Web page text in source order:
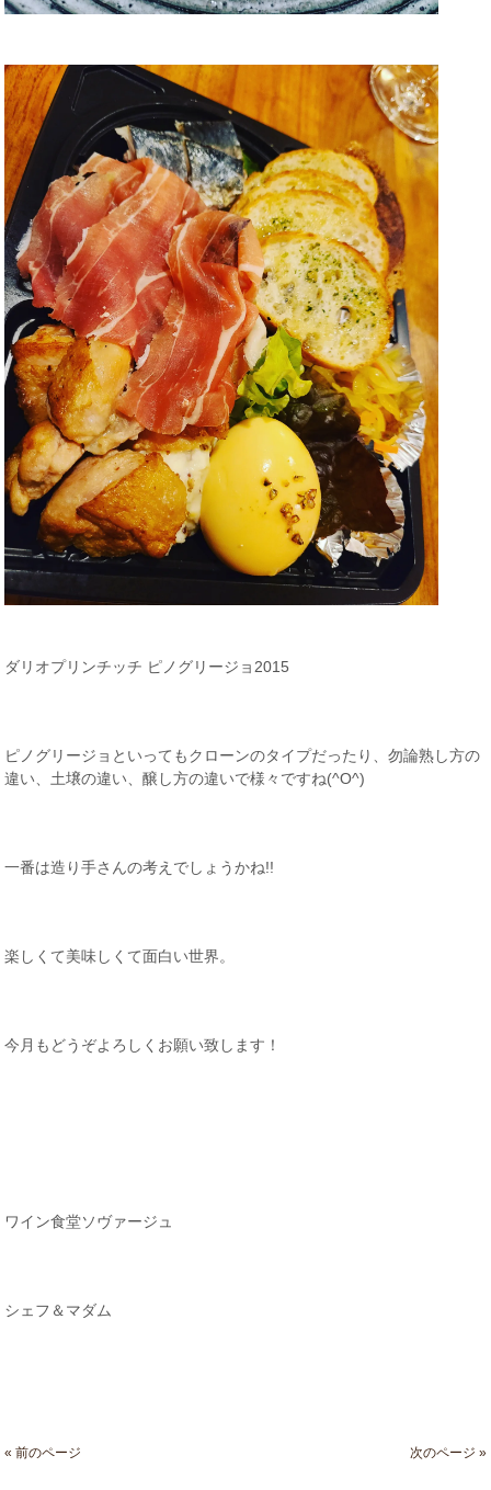
ダリオプリンチッチ ピノグリージョ2015
ピノグリージョといってもクローンのタイプだったり、勿論熟し方の
違い、土壌の違い、醸し方の違いで様々ですね(^O^)
一番は造り手さんの考えでしょうかね!!
楽しくて美味しくて面白い世界。
今月もどうぞよろしくお願い致します！
ワイン食堂ソヴァージュ
シェフ＆マダム
« 前のページ 次のページ »